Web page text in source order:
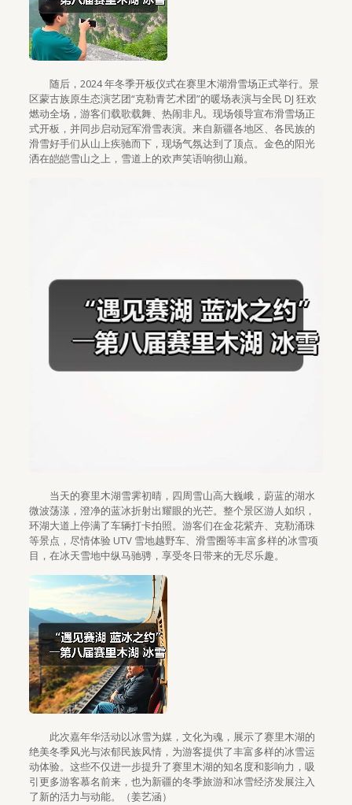
随后，2024 年冬季开板仪式在赛里木湖滑雪场正式举行。景
区蒙古族原生态演艺团“克勒青艺术团”的暖场表演与全民 DJ 狂欢
燃动全场，游客们载歌载舞、热闹非凡。现场领导宣布滑雪场正
式开板，并同步启动冠军滑雪表演。来自新疆各地区、各民族的
滑雪好手们从山上疾驰而下，现场气氛达到了顶点。金色的阳光
洒在皑皑雪山之上，雪道上的欢声笑语响彻山巅。
当天的赛里木湖雪霁初晴，四周雪山高大巍峨，蔚蓝的湖水
微波荡漾，澄净的蓝冰折射出耀眼的光芒。整个景区游人如织，
环湖大道上停满了车辆打卡拍照。游客们在金花紫卉、克勒涌珠
等景点，尽情体验 UTV 雪地越野车、滑雪圈等丰富多样的冰雪项
目，在冰天雪地中纵马驰骋，享受冬日带来的无尽乐趣。
此次嘉年华活动以冰雪为媒，文化为魂，展示了赛里木湖的
绝美冬季风光与浓郁民族风情，为游客提供了丰富多样的冰雪运
动体验。这些不仅进一步提升了赛里木湖的知名度和影响力，吸
引更多游客慕名前来，也为新疆的冬季旅游和冰雪经济发展注入
了新的活力与动能。（姜艺涵）